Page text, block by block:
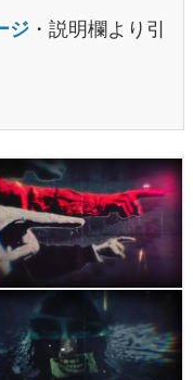
ジ ・説明欄より引